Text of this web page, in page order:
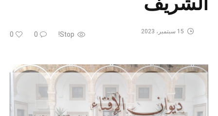
Stop!
0
0 15 سبتمبر، 2023